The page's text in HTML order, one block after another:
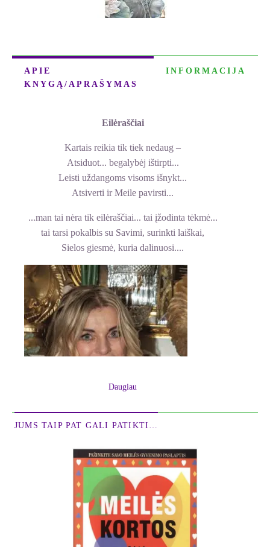
APIE
KNYGĄ/APRAŠYMAS
INFORMACIJA
Eilėraščiai
Kartais reikia tik tiek nedaug –
Atsiduot... begalybėj ištirpti...
Leisti uždangoms visoms išnykt...
Atsiverti ir Meile pavirsti...
...man tai nėra tik eilėraščiai... tai įžodinta tėkmė...
tai tarsi pokalbis su Savimi, surinkti laiškai,
Sielos giesmė, kuria dalinuosi....
Gyvenimo srovės pagauti sutinkame nuostabius
žmones – su atvira siela ir tyra širdimi, giliais
jausmais ir pamąstymais. Kaip skambanti muzika,
artima jos melodija, liejasi Neringos eilės. Ji kaip
išpažintis, kaip impulsas paliečia mūsų sielos
stygas, verčia susimąstyti. Jos kūryba – nuoširdus
Daugiau
JUMS TAIP PAT GALI PATIKTI…